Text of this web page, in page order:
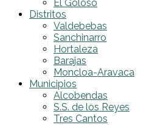
El Goloso
Distritos
Valdebebas
Sanchinarro
Hortaleza
Barajas
Moncloa-Aravaca
Municipios
Alcobendas
S.S. de los Reyes
Tres Cantos